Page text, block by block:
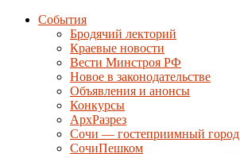
События
Бродячий лекторий
Краевые новости
Вести Минстроя РФ
Новое в законодательстве
Объявления и анонсы
Конкурсы
АрхРазрез
Сочи — гостеприимный город
СочиПешком